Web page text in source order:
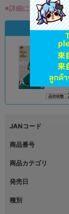
※詳細につきまして
状
オン
品切状態
JANコード
商品番号
商品カテゴリ
発売日
種別